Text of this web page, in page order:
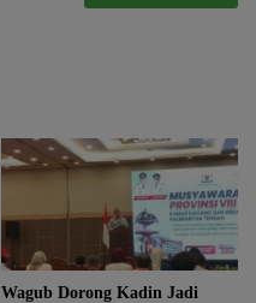
Wagub Dorong Kadin Jadi